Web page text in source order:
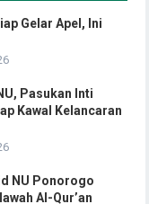
Gelar Apel, Ini
Pasukan Inti
Kawal Kelancaran
NU Ponorogo
Al-Qur’an